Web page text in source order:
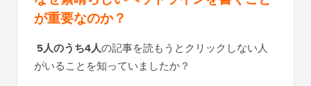
が重要なのか？
5人のうち4人の記事を読もうとクリックしない人
がいることを知っていましたか？